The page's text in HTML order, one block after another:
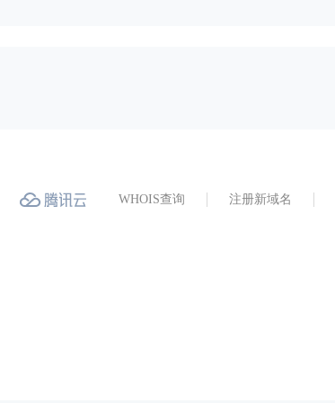
WHOIS查询 注册新域名